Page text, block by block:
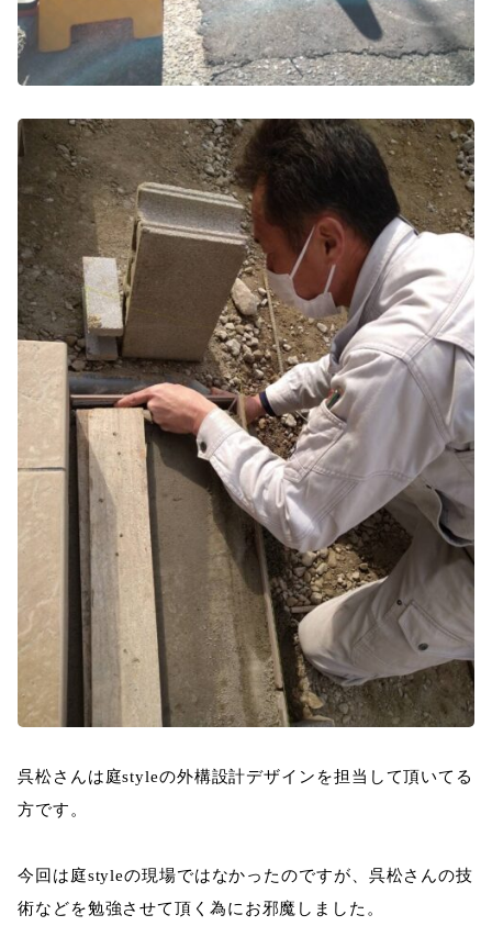
呉松さんは庭styleの外構設計デザインを担当して頂いてる
方です。
今回は庭styleの現場ではなかったのですが、呉松さんの技
術などを勉強させて頂く為にお邪魔しました。